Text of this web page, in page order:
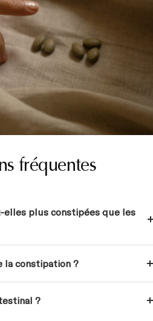
fréquentes
plus constipées que les
la constipation ?
?